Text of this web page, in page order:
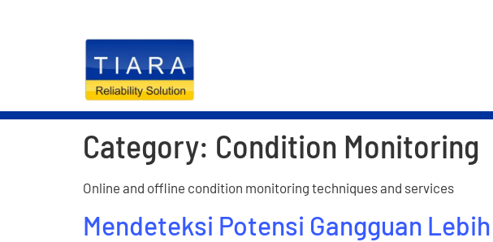
Category: Condition Monitoring
Online and offline condition monitoring techniques and services
Mendeteksi Potensi Gangguan